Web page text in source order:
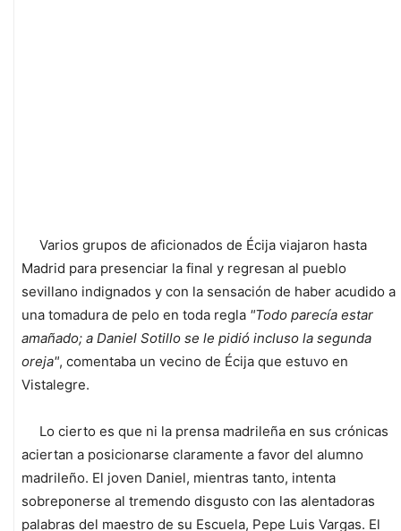
Varios grupos de aficionados de Écija viajaron hasta
Madrid para presenciar la final y regresan al pueblo
sevillano indignados y con la sensación de haber acudido a
una tomadura de pelo en toda regla "Todo parecía estar
amañado; a Daniel Sotillo se le pidió incluso la segunda
oreja", comentaba un vecino de Écija que estuvo en
Vistalegre.
Lo cierto es que ni la prensa madrileña en sus crónicas
aciertan a posicionarse claramente a favor del alumno
madrileño. El joven Daniel, mientras tanto, intenta
sobreponerse al tremendo disgusto con las alentadoras
palabras del maestro de su Escuela, Pepe Luis Vargas. El